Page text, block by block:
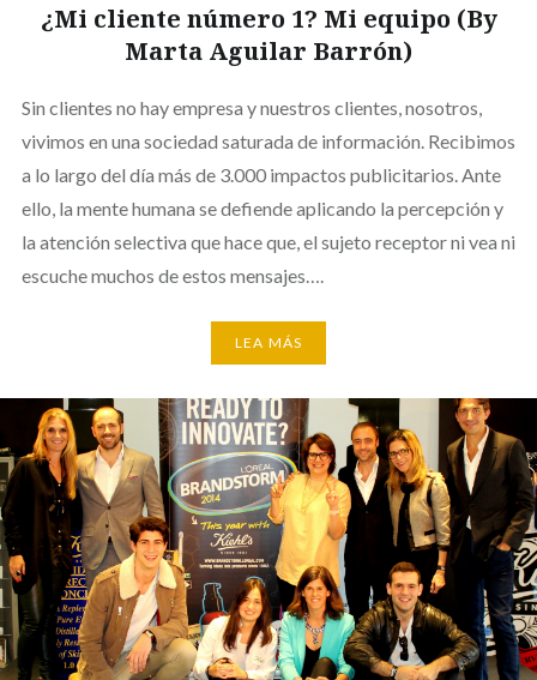
¿Mi cliente número 1? Mi equipo (By
Marta Aguilar Barrón)
Sin clientes no hay empresa y nuestros clientes, nosotros,
vivimos en una sociedad saturada de información. Recibimos
a lo largo del día más de 3.000 impactos publicitarios. Ante
ello, la mente humana se defiende aplicando la percepción y
la atención selectiva que hace que, el sujeto receptor ni vea ni
escuche muchos de estos mensajes….
LEA MÁS